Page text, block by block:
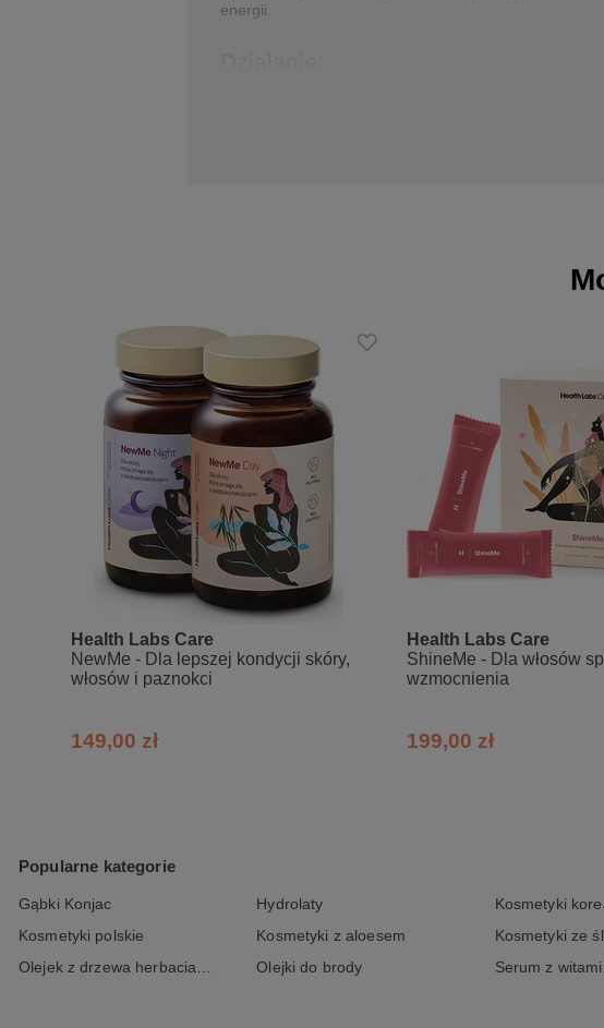
energii.
żeń-szeń syberyjski (Eleuthero): adaptogen o
zawiera najważniejsze witaminy i składniki
idealny dla osób o intensywnym trybie życia,
Zalecana dzienna porcja:
2 razy dziennie po 2 kapsułki, w pierwszej połowie dnia
Nie należy przekraczać zalecanej dziennej porcji.
człowieka. Suplement diety nie może być stosowany
Opakowanie zawiera 120 kapsułek na 30 dni
Skład:
Taurynian magnezu (magnez), N‑acetylo‑L-
ekstrakt z korzenia żeń-szenia syberyjskiego
kwasu nikotynowego (niacyna), substancja
Środki ostrożności:
Health Labs Care
NewMe - Dla lepszej kondycji skóry,
włosów i paznokci
149,00 zł
Health Labs Care
ShineMe - Dla włosów
wzmocnienia
199,00 zł
Popularne kategorie
Gąbki Konjac Hydrolaty Kosmetyki
Kosmetyki polskie
Kosmetyki z aloesem
Olejek z drzewa herbacianego
Olejki do brody Serum z